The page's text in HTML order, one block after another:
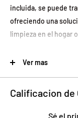
incluida, se puede
ofreciendo una
limpieza en el hogar
Esta herramienta
trabajos de limpieza
interiores o
Ver mas
Calificacion de
Sé el